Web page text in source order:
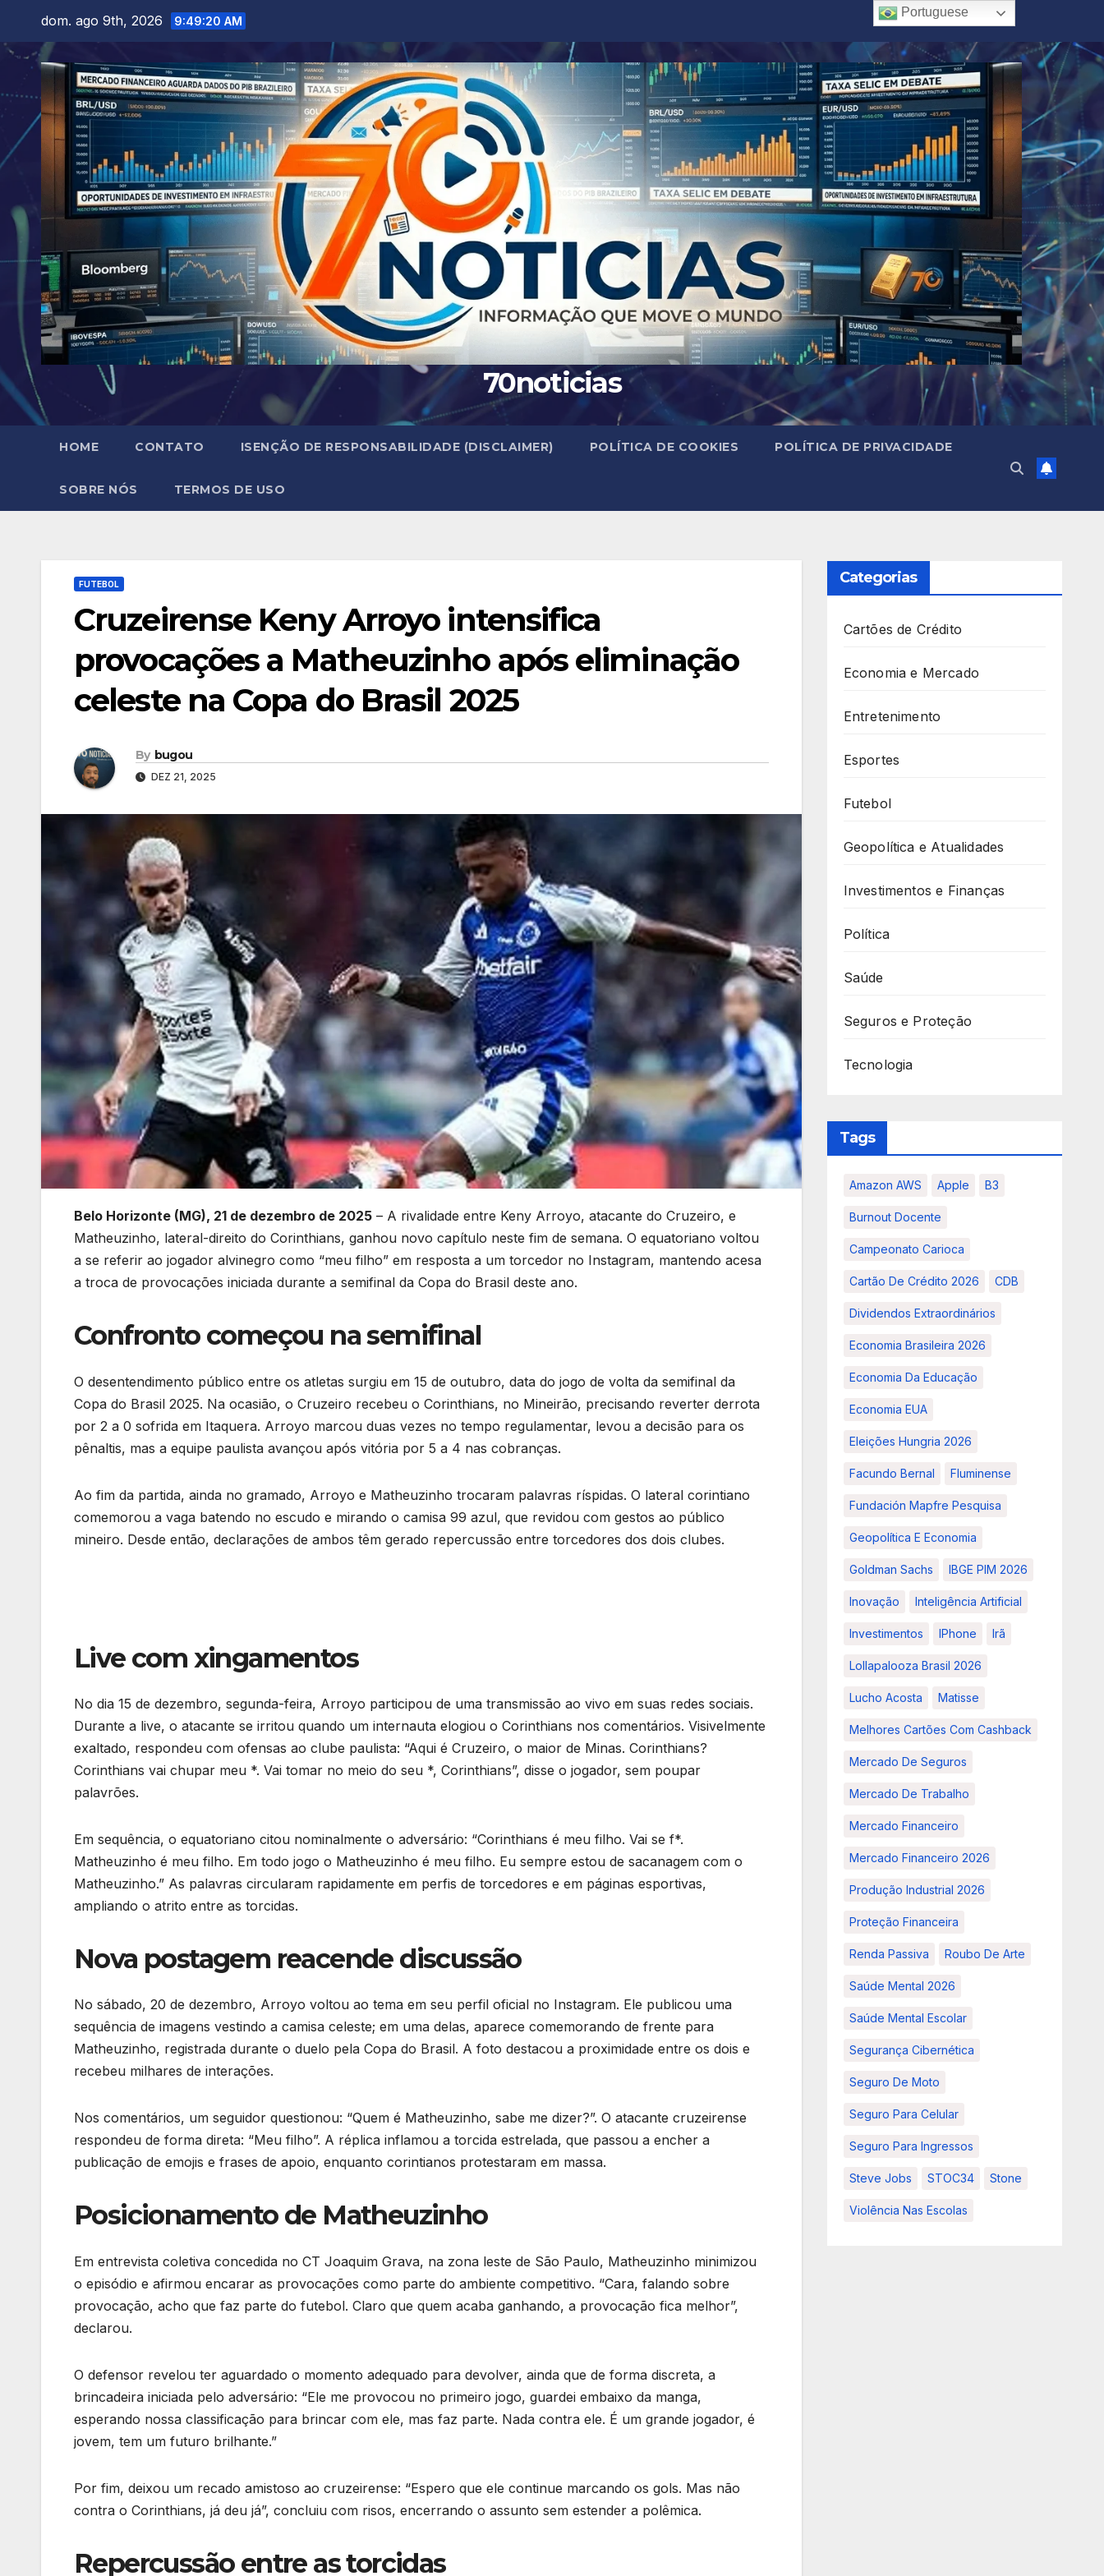
content
dom. ago 9th, 2026 9:49:21 AM
70noticias
HOME CONTATO ISENÇÃO DE RESPONSABILIDADE (DISCLAIMER) POLÍTICA DE COOKIES POLÍTICA DE PRIVACIDADE
SOBRE NÓS TERMOS DE USO
FUTEBOL
Cruzeirense Keny Arroyo intensifica
provocações a Matheuzinho após eliminação
celeste na Copa do Brasil 2025
By bugou
DEZ 21, 2025
Belo Horizonte (MG), 21 de dezembro de 2025 – A rivalidade entre Keny Arroyo, atacante do Cruzeiro, e
Matheuzinho, lateral-direito do Corinthians, ganhou novo capítulo neste fim de semana. O equatoriano voltou
a se referir ao jogador alvinegro como “meu filho” em resposta a um torcedor no Instagram, mantendo acesa
a troca de provocações iniciada durante a semifinal da Copa do Brasil deste ano.
Confronto começou na semifinal
O desentendimento público entre os atletas surgiu em 15 de outubro, data do jogo de volta da semifinal da
Copa do Brasil 2025. Na ocasião, o Cruzeiro recebeu o Corinthians, no Mineirão, precisando reverter derrota
por 2 a 0 sofrida em Itaquera. Arroyo marcou duas vezes no tempo regulamentar, levou a decisão para os
pênaltis, mas a equipe paulista avançou após vitória por 5 a 4 nas cobranças.
Ao fim da partida, ainda no gramado, Arroyo e Matheuzinho trocaram palavras ríspidas. O lateral corintiano
comemorou a vaga batendo no escudo e mirando o camisa 99 azul, que revidou com gestos ao público
mineiro. Desde então, declarações de ambos têm gerado repercussão entre torcedores dos dois clubes.
Live com xingamentos
No dia 15 de dezembro, segunda-feira, Arroyo participou de uma transmissão ao vivo em suas redes sociais.
Durante a live, o atacante se irritou quando um internauta elogiou o Corinthians nos comentários. Visivelmente
exaltado, respondeu com ofensas ao clube paulista: “Aqui é Cruzeiro, o maior de Minas. Corinthians?
Corinthians vai chupar meu *. Vai tomar no meio do seu *, Corinthians”, disse o jogador, sem poupar
palavrões.
Em sequência, o equatoriano citou nominalmente o adversário: “Corinthians é meu filho. Vai se f*.
Matheuzinho é meu filho. Em todo jogo o Matheuzinho é meu filho. Eu sempre estou de sacanagem com o
Matheuzinho.” As palavras circularam rapidamente em perfis de torcedores e em páginas esportivas,
ampliando o atrito entre as torcidas.
Nova postagem reacende discussão
No sábado, 20 de dezembro, Arroyo voltou ao tema em seu perfil oficial no Instagram. Ele publicou uma
sequência de imagens vestindo a camisa celeste; em uma delas, aparece comemorando de frente para
Matheuzinho, registrada durante o duelo pela Copa do Brasil. A foto destacou a proximidade entre os dois e
recebeu milhares de interações.
Nos comentários, um seguidor questionou: “Quem é Matheuzinho, sabe me dizer?”. O atacante cruzeirense
respondeu de forma direta: “Meu filho”. A réplica inflamou a torcida estrelada, que passou a encher a
publicação de emojis e frases de apoio, enquanto corintianos protestaram em massa.
Posicionamento de Matheuzinho
Em entrevista coletiva concedida no CT Joaquim Grava, na zona leste de São Paulo, Matheuzinho minimizou
o episódio e afirmou encarar as provocações como parte do ambiente competitivo. “Cara, falando sobre
provocação, acho que faz parte do futebol. Claro que quem acaba ganhando, a provocação fica melhor”,
declarou.
O defensor revelou ter aguardado o momento adequado para devolver, ainda que de forma discreta, a
brincadeira iniciada pelo adversário: “Ele me provocou no primeiro jogo, guardei embaixo da manga,
esperando nossa classificação para brincar com ele, mas faz parte. Nada contra ele. É um grande jogador, é
jovem, tem um futuro brilhante.”
Por fim, deixou um recado amistoso ao cruzeirense: “Espero que ele continue marcando os gols. Mas não
contra o Corinthians, já deu já”, concluiu com risos, encerrando o assunto sem estender a polêmica.
Repercussão entre as torcidas
Categorias
Cartões de Crédito
Economia e Mercado
Entretenimento
Esportes
Futebol
Geopolítica e Atualidades
Investimentos e Finanças
Política
Saúde
Seguros e Proteção
Tecnologia
Tags
Amazon AWS Apple B3
Burnout Docente
Campeonato Carioca
Cartão De Crédito 2026 CDB
Dividendos Extraordinários
Economia Brasileira 2026
Economia Da Educação
Economia EUA
Eleições Hungria 2026
Facundo Bernal Fluminense
Fundación Mapfre Pesquisa
Geopolítica E Economia
Goldman Sachs IBGE PIM 2026
Inovação Inteligência Artificial
Investimentos IPhone Irã
Lollapalooza Brasil 2026
Lucho Acosta Matisse
Melhores Cartões Com Cashback
Mercado De Seguros
Mercado De Trabalho
Mercado Financeiro
Mercado Financeiro 2026
Produção Industrial 2026
Proteção Financeira
Renda Passiva Roubo De Arte
Saúde Mental 2026
Saúde Mental Escolar
Segurança Cibernética
Seguro De Moto
Seguro Para Celular
Seguro Para Ingressos
Steve Jobs STOC34 Stone
Violência Nas Escolas
Portuguese